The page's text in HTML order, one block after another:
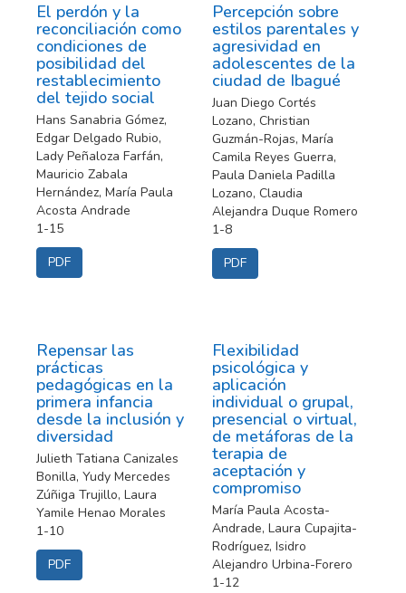
El perdón y la
reconciliación como
condiciones de
posibilidad del
restablecimiento
del tejido social
Hans Sanabria Gómez,
Edgar Delgado Rubio,
Lady Peñaloza Farfán,
Mauricio Zabala
Hernández, María Paula
Acosta Andrade
1-15
PDF
Percepción sobre
estilos parentales y
agresividad en
adolescentes de la
ciudad de Ibagué
Juan Diego Cortés
Lozano, Christian
Guzmán-Rojas, María
Camila Reyes Guerra,
Paula Daniela Padilla
Lozano, Claudia
Alejandra Duque Romero
1-8
PDF
Repensar las
prácticas
pedagógicas en la
primera infancia
desde la inclusión y
diversidad
Julieth Tatiana Canizales
Bonilla, Yudy Mercedes
Zúñiga Trujillo, Laura
Yamile Henao Morales
1-10
PDF
Flexibilidad
psicológica y
aplicación
individual o grupal,
presencial o virtual,
de metáforas de la
terapia de
aceptación y
compromiso
María Paula Acosta-
Andrade, Laura Cupajita-
Rodríguez, Isidro
Alejandro Urbina-Forero
1-12